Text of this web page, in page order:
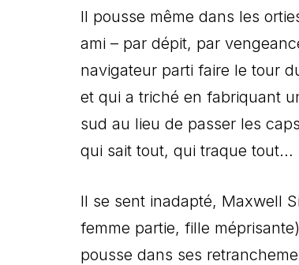
Il pousse même dans les
ami – par dépit, par
navigateur parti faire le tour
et qui a triché en fabriquant
sud au lieu de passer les
qui sait tout, qui traque tout…
Il se sent inadapté, Maxwell
femme partie, fille
pousse dans ses